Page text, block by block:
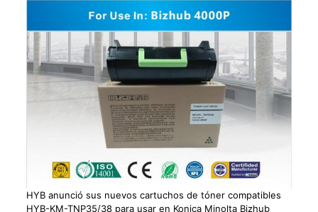
HYB anunció sus nuevos cartuchos de tóner compatibles
HYB-KM-TNP35/38 para usar en Konica Minolta Bizhub